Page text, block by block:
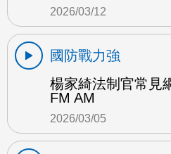
2026/03/12
國防戰力強
楊家綺法制官常見
FM AM
2026/03/05